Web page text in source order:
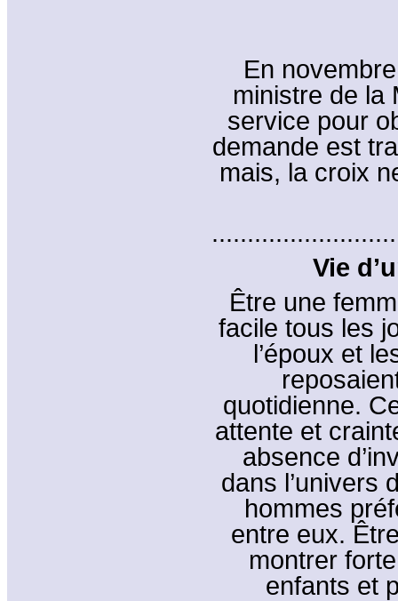
En
ministre de la
service pour
demande est
mais, la croix
Vie
Être une
facile tous les
l’époux et
quotidienne.
attente et
absence
dans l’univers
hommes
entre eux.
montrer
enfants et